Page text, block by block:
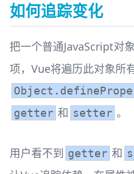
如何追踪变化
把一个普通JavaScript对
项，Vue将遍历此对象所
getter 和 setter 。
用户看不到 getter 和